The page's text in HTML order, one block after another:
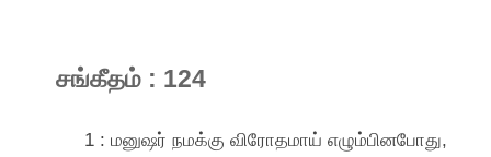
சங்கீதம் : 124
1 : மனுஷர் நமக்கு விரோதமாய் எழும்பினபோது,